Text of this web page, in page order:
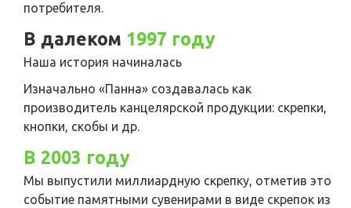
потребителя.
В далеком 1997 году
Наша история начиналась
Изначально «Панна» создавалась как
производитель канцелярской продукции: скрепки,
кнопки, скобы и др.
В 2003 году
Мы выпустили миллиардную скрепку, отметив это
событие памятными сувенирами в виде скрепок из